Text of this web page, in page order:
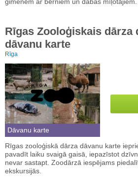
ģimenēm ar bērniem un dabas mīļotājiem.
Rīgas Zooloģiskais dārza
dāvanu karte
Rīga
Dāvanu karte
Rīgas zooloģiskā dārza dāvanu karte
pavadīt laiku svaigā gaisā, iepazīstot
nevar sastapt. Zoodārzā iespējams
ekskursijās.